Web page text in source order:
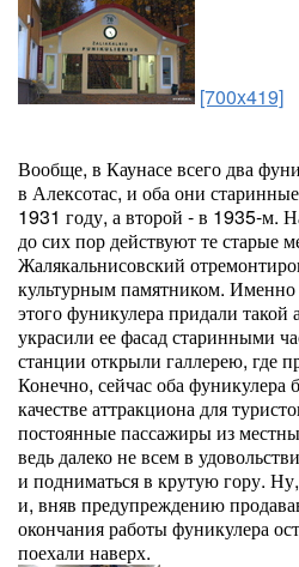
[700x419]
Вообще, в Каунасе всего два
в Алексотас, и оба они
1931 году, а второй - в 1935-м.
до сих пор действуют те старые
Жалякальнисовский
культурным памятником.
этого фуникулера придали
украсили ее фасад старинными
станции открыли галлерею, где
Конечно, сейчас оба фуникулера
качестве аттракциона для
постоянные пассажиры из
ведь далеко не всем в
и подниматься в крутую гору.
и, вняв предупреждению
окончания работы фуникулера
поехали наверх.